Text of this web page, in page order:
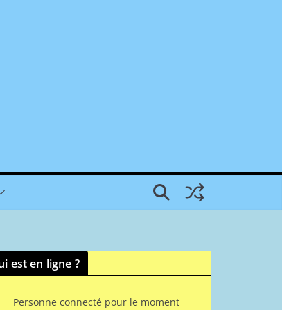
est en ligne ?
Personne connecté pour le moment